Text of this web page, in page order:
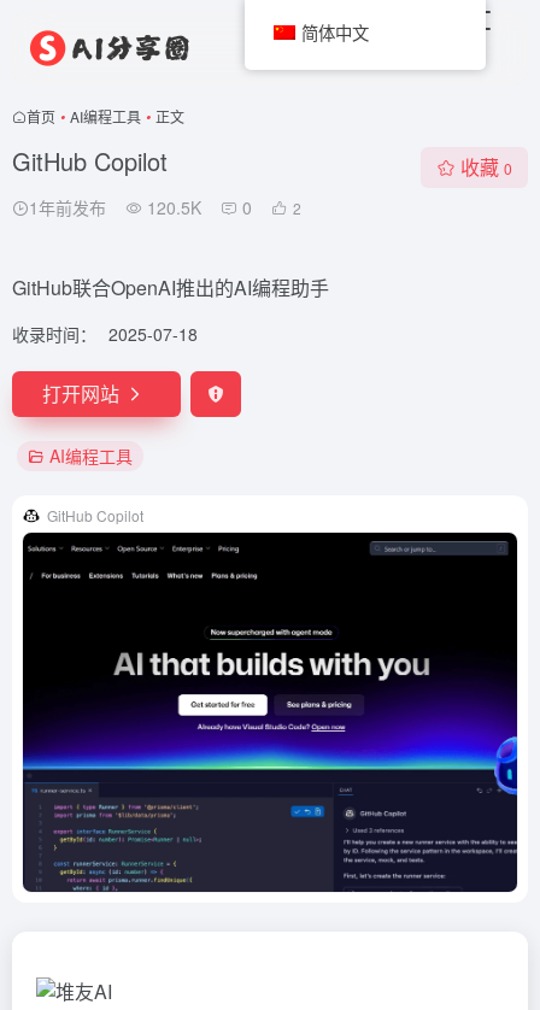
首页 • AI编程工具 • 正文
GitHub Copilot
1年前发布 120.5K 0 2
收藏 0
GitHub联合OpenAI推出的AI编程助手
收录时间： 2025-07-18
打开网站
AI编程工具
GitHub Copilot
简体中文